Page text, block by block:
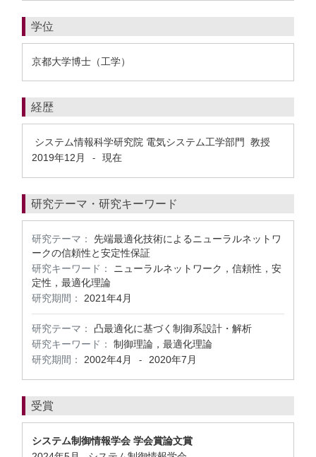
学位
京都大学博士（工学）
経歴
システム情報科学研究院 電気システム工学部門 教授
2019年12月
- 現在
研究テーマ・研究キーワード
研究テーマ：
先端最適化技術によるニューラルネットワ
ークの信頼性と安定性保証
研究キーワード：
ニューラルネットワーク，信頼性，安
定性，最適化理論
研究期間：
2021年4月
研究テーマ：
凸最適化に基づく制御系設計・解析
研究キーワード：
制御理論，最適化理論
研究期間：
2002年4月 - 2020年7月
受賞
システム制御情報学会 学会賞論文賞